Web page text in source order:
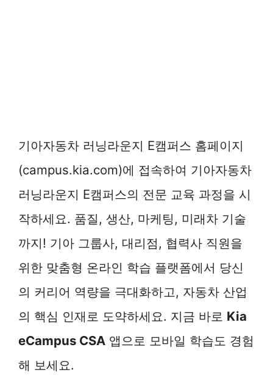
기아자동차 러닝라운지 E캠퍼스 홈페이지
(campus.kia.com)에 접속하여 기아자동차
러닝라운지 E캠퍼스의 전문 교육 과정을 시
작하세요. 품질, 생산, 마케팅, 미래차 기술
까지! 기아 그룹사, 대리점, 협력사 직원을
위한 맞춤형 온라인 학습 플랫폼에서 당신
의 커리어 역량을 극대화하고, 자동차 산업
의 핵심 인재로 도약하세요. 지금 바로 Kia
eCampus CSA 앱으로 모바일 학습도 경험
해 보세요.